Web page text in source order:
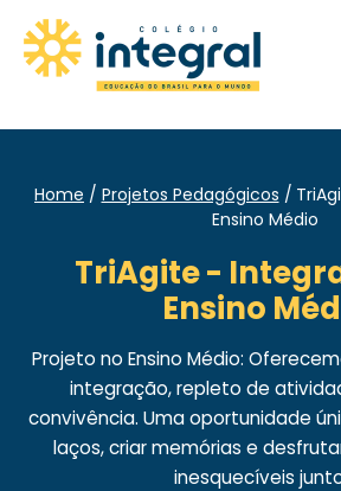
Home Projetos Pedagógicos
Ensino Médio
TriAgite -
Ensino
Projeto no Ensino Médio:
integração, repleto de
convivência. Uma oportunidade
laços, criar memórias e
inesquecíveis